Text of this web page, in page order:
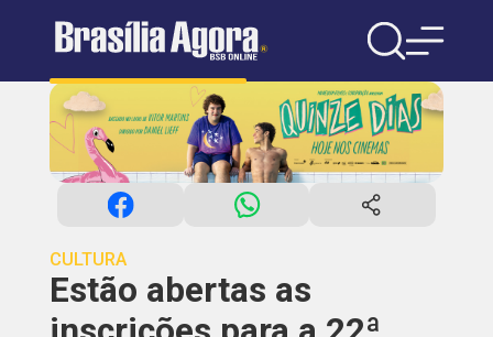
CULTURA
Estão abertas as